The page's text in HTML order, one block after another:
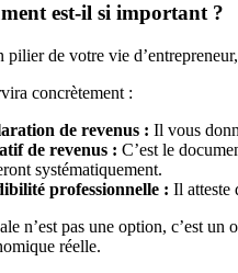
est-il si important ?
pilier de votre vie
concrètement :
de revenus : Il vous
de revenus : C’est le
systématiquement.
professionnelle : Il atteste
n’est pas une option, c’est
réelle.